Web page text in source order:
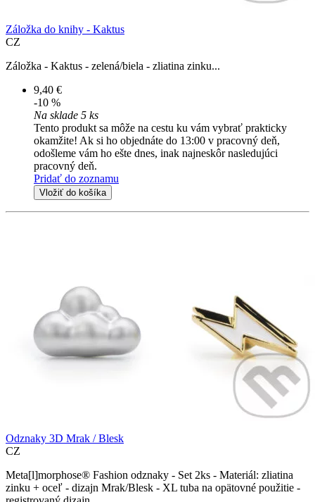
Záložka do knihy - Kaktus
CZ
Záložka - Kaktus - zelená/biela - zliatina zinku...
9,40 €
-10 %
Na sklade 5 ks
Tento produkt sa môže na cestu ku vám vybrať prakticky
okamžite! Ak si ho objednáte do 13:00 v pracovný deň,
odošleme vám ho ešte dnes, inak najneskôr nasledujúci
pracovný deň.
Pridať do zoznamu
Vložiť do košíka
Odznaky 3D Mrak / Blesk
CZ
Meta[l]morphose® Fashion odznaky - Set 2ks - Materiál: zliatina
zinku + oceľ - dizajn Mrak/Blesk - XL tuba na opätovné použitie -